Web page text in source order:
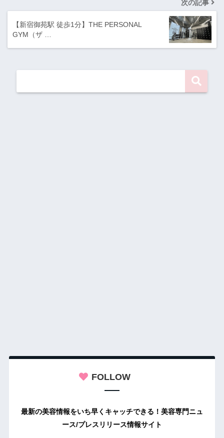
次の記事
【新宿御苑駅 徒歩1分】THE PERSONAL
GYM（ザ …
FOLLOW
最新の美容情報をいち早くキャッチできる！美容専門ニュ
ース/プレスリリース情報サイト